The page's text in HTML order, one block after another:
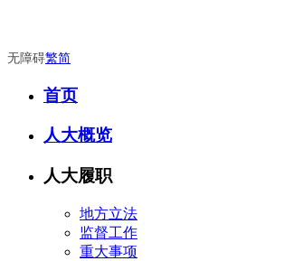
无障碍繁简
首页
人大概览
人大履职
地方立法
监督工作
重大事项